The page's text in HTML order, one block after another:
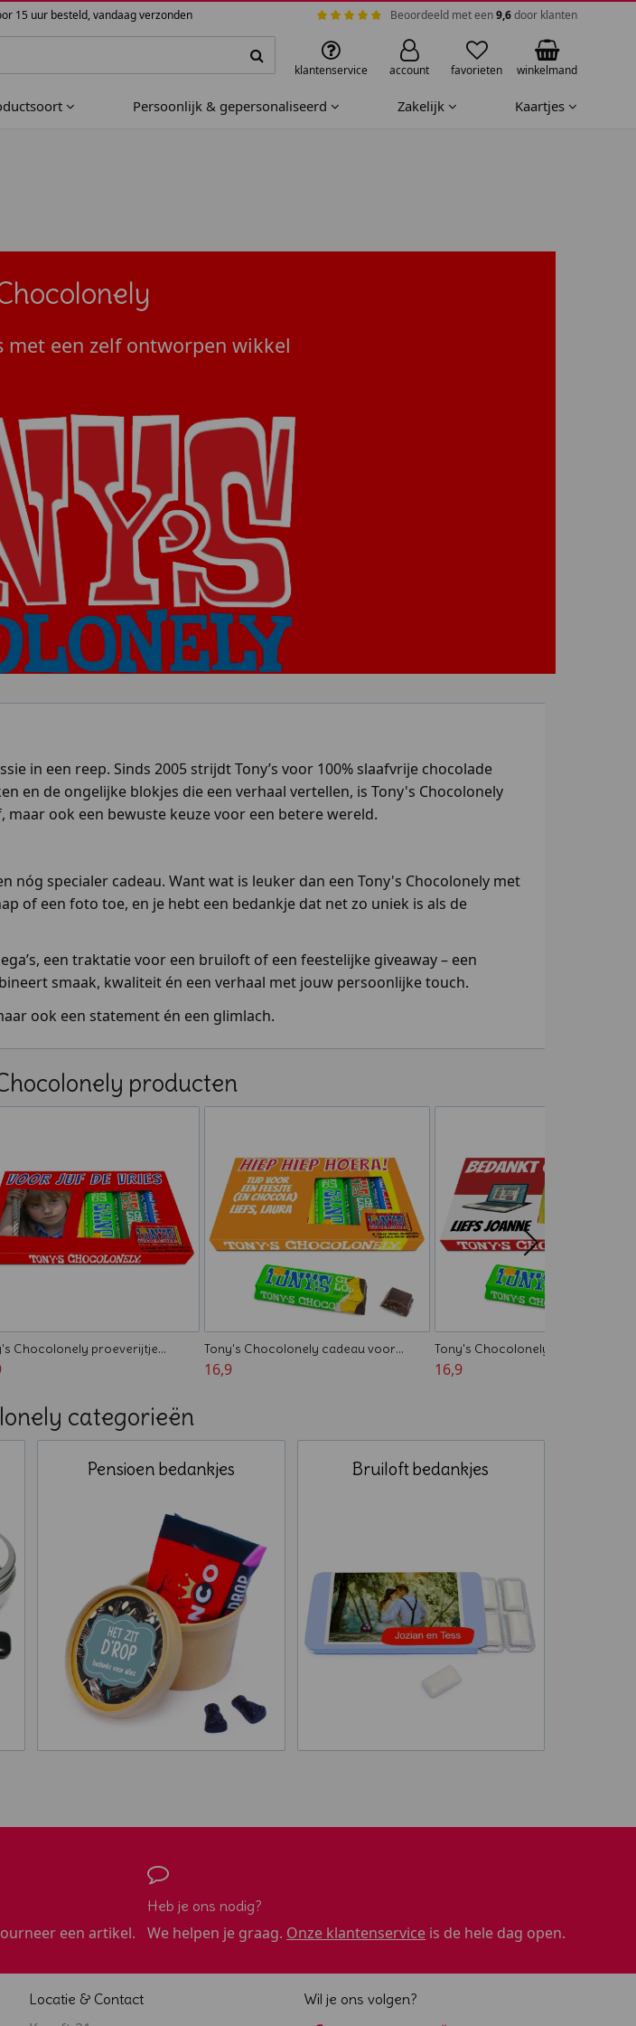
15 uur besteld, vandaag verzonden Beoordeeld met een9,6door klanten
klantenservice account favorieten winkelmand
Persoonlijk & gepersonaliseerd Zakelijk Kaartjes
met een zelf ontworpen wikkel
in een reep. Sinds 2005 strijdt Tony’s voor 100% slaafvrije chocolade
en de ongelijke blokjes die een verhaal vertellen, is Tony's Chocolonely
ook een bewuste keuze voor een betere wereld.
nóg specialer cadeau. Want wat is leuker dan een Tony's Chocolonely met
of een foto toe, en je hebt een bedankje dat net zo uniek is als de
een traktatie voor een bruiloft of een feestelijke giveaway – een
smaak, kwaliteit én een verhaal met jouw persoonlijke touch.
ook een statement én een glimlach.
producten
Chocolonely proeverijtje
- Cadeau voor de
Tony's Chocolonely cadeau voor
verjaardag
16,9
Tony's Chocolonely cadeau voor
collega's
16,9
categorieën
Pensioen bedankjes Bruiloft bedankjes
een artikel.
Heb je ons nodig?
We helpen je graag. Onze klantenservice is de hele dag open.
Locatie & Contact Wil je ons volgen?